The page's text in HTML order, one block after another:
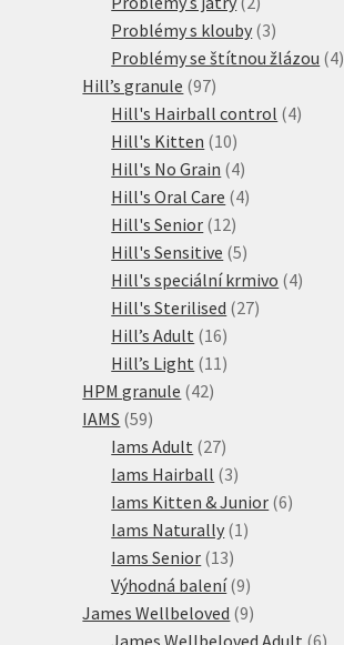
produkty
Problémy s klouby 33
produkty
Problémy se štítnou žlázou 44
Hill’s granule 9797
produktů
Hill's Hairball control 44
Hill's Kitten 1010
produktů
Hill's No Grain 44
produkty
Hill's Oral Care 44
Hill's Senior 1212
produktů
Hill's Sensitive 55
produktů
Hill's speciální krmivo 44
Hill's Sterilised 2727
Hill’s Adult 1616
produktů
Hill’s Light 11 11
HPM granule 4242
IAMS 5959
produktů
Iams Adult 2727
produktů
Iams Hairball 33
produkty
Iams Kitten & Junior 66
Iams Naturally 1 1
Iams Senior 1313
produktů
Výhodná balení 99
produktů
James Wellbeloved 99
produktů
James Wellbeloved Adult 66